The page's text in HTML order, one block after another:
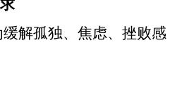
解孤独、焦虑、挫败感